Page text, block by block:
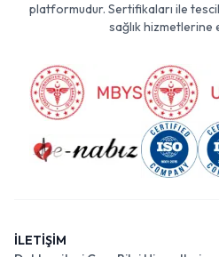
platformudur. Sertifikaları ile
sağlık hizmetlerine
İLETİŞİM